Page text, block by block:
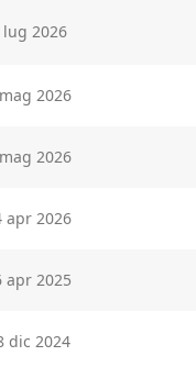
lug 2026
2026
2026
apr 2026
apr 2025
dic 2024